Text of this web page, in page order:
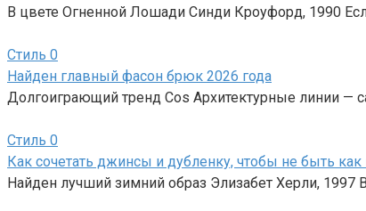
В цвете Огненной Лошади Синди Кроуфорд, 1990
Стиль 0
Найден главный фасон брюк 2026 года
Долгоиграющий тренд Cos Архитектурные линии —
Стиль 0
Как сочетать джинсы и дубленку, чтобы не быть как
Найден лучший зимний образ Элизабет Херли,